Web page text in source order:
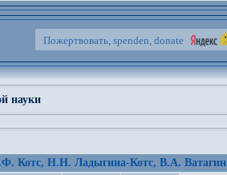
Пожертвовать, spenden, donate
науки
Котс, Н.Н. Ладыгина-Котс, В.А. Ватагин